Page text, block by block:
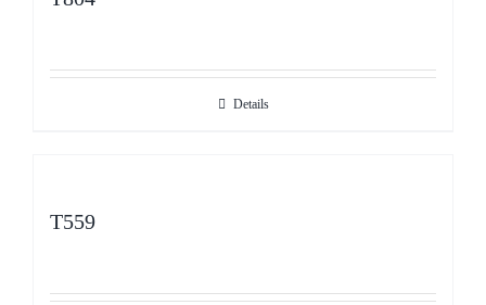
Details
T559